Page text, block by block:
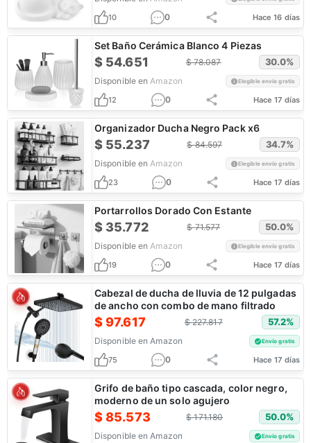
10 0 Hace 16 días
Set Baño Cerámica Blanco 4 Piezas
$ 54.651 $78.087 30.0%
Disponible en Amazon Elegible envío gratis
12 0 Hace 17 días
Organizador Ducha Negro Pack x6
$ 55.237 $84.597 34.7%
Disponible en Amazon Elegible envío gratis
23 0 Hace 17 días
Portarrollos Dorado Con Estante
$ 35.772 $71.577 50.0%
Disponible en Amazon Elegible envío gratis
19 0 Hace 17 días
Cabezal de ducha de lluvia de 12 pulgadas
de ancho con combo de mano filtrado
$97.617 $227.817 57.2%
Disponible en Amazon Envío gratis
75 0 Hace 17 días
Grifo de baño tipo cascada, color negro,
moderno de un solo agujero
$85.573 $171.180 50.0%
Disponible en Amazon Envío gratis